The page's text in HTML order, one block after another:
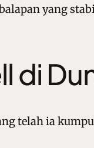
yang
di
telah ia